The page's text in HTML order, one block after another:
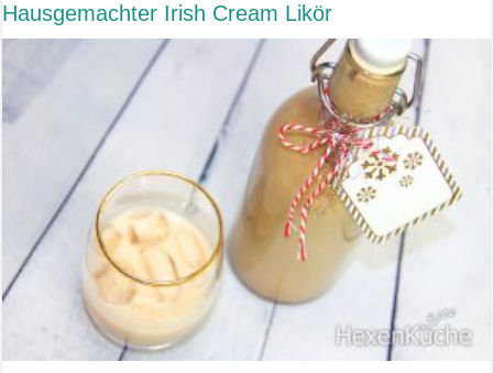
Hausgemachter Irish Cream Likör